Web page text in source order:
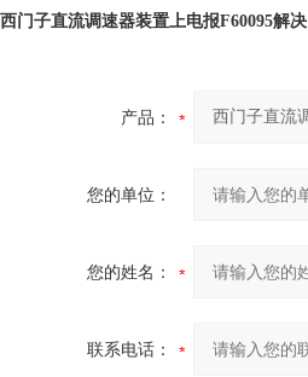
西门子直流调速器装置上电报F60095解决
产品：
您的单位：
您的姓名：
联系电话：